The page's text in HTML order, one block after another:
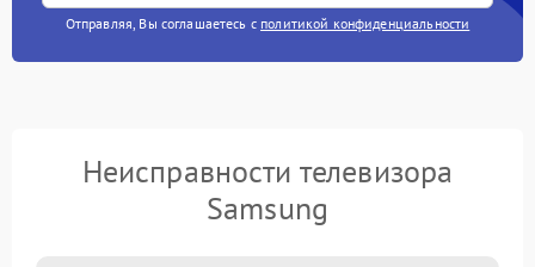
Отправляя, Вы соглашаетесь с политикой конфиденциальности
Неисправности телевизора
Samsung